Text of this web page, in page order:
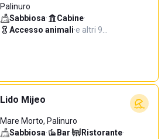
Palinuro
Sabbiosa· Cabine·
Accesso animali·e altri 9…
Lido Mijeo
Mare Morto, Palinuro
Sabbiosa· Bar· Ristorante·